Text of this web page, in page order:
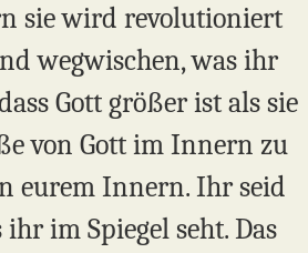
sie wird revolutioniert
wegwischen, was ihr
Gott größer ist als sie
von Gott im Innern zu
eurem Innern. Ihr seid
im Spiegel seht. Das